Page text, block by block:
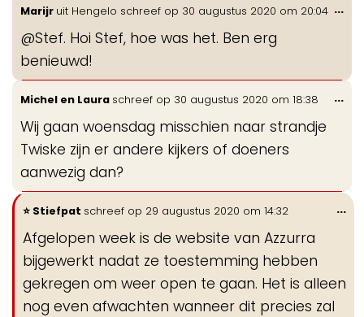
Marijr uit Hengelo schreef op 30 augustus 2020 om 20:04
@Stef. Hoi Stef, hoe was het. Ben erg
benieuwd!
...
Michel en Laura schreef op 30 augustus 2020 om 18:38
Wij gaan woensdag misschien naar strandje
Twiske zijn er andere kijkers of doeners
aanwezig dan?
...
Stiefpat schreef op 29 augustus 2020 om 14:32
Afgelopen week is de website van Azzurra
bijgewerkt nadat ze toestemming hebben
gekregen om weer open te gaan. Het is alleen
nog even afwachten wanneer dit precies zal
...